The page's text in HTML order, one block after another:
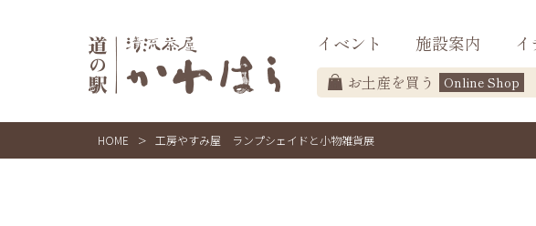
イベント 施設案内
お土産を買う Online Shop
HOME > 工房やすみ屋 ランプシェイドと小物雑貨展